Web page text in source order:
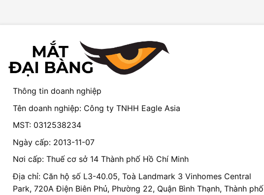
Thông tin doanh nghiệp
Tên doanh nghiệp: Công ty TNHH Eagle Asia
MST: 0312538234
Ngày cấp: 2013-11-07
Nơi cấp: Thuế cơ sở 14 Thành phố Hồ Chí Minh
Địa chỉ: Căn hộ số L3-40.05, Toà Landmark 3 Vinhomes Central
Park, 720A Điện Biên Phủ, Phường 22, Quận Bình Thạnh, Thành phố